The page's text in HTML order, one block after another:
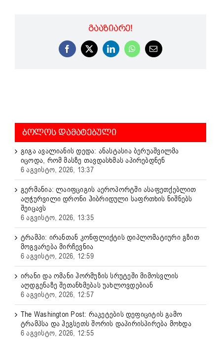
ᲒᲐᲐᲖᲘᲐᲠᲔ!
Facebook
X LinkedInWhatsApp
Email
ᲑᲝᲚᲝᲡ ᲓᲐᲛᲐᲢᲔᲑᲣᲚᲘ
გიგა ავალიანის დედა: ანასტასია ბერუაშვილმა
იცოდა, რომ მასზე თავდასხმას აპირებდნენ
6 აგვისტო, 2026, 13:37
გერმანია: ლაიფციგის აეროპორტში ასაფეთქებლით
აღჭურვილი დრონი ჰიბრიდული საფრთხის ნიშნებს
შეიცავს
6 აგვისტო, 2026, 13:35
ტრამპი: ირანთან კონფლიქტის დიპლომატიური გზით
მოგვარება მირჩევნია
6 აგვისტო, 2026, 12:59
ირანი და ომანი ჰორმუზის სრუტეში მიმოსვლის
აღდგენაზე შეთანხმებას უახლოვდებიან
6 აგვისტო, 2026, 12:57
The Washington Post: რაკეტების დეფიციტის გამო
ტრამპსა და ჰეგსეთს შორის დაპირისპირება მოხდა
6 აგვისტო, 2026, 12:55